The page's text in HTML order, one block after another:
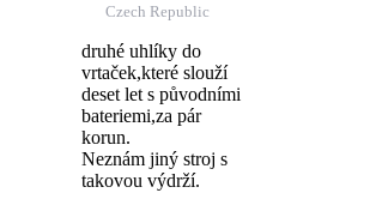
Czech Republic
druhé uhlíky do
vrtaček,které slouží
deset let s původními
bateriemi,za pár
korun.
Neznám jiný stroj s
takovou výdrží.